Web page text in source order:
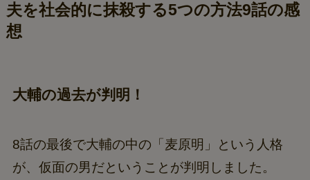
夫を社会的に抹殺する5つの方法9話の感
想
大輔の過去が判明！
8話の最後で大輔の中の「麦原明」という人格
が、仮面の男だということが判明しました。